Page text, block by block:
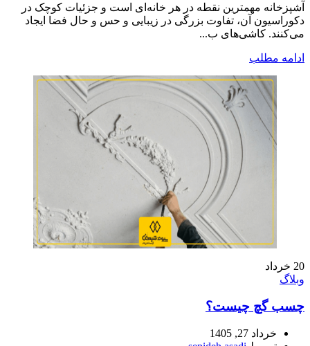
آشپزخانه مهمترین نقطه در هر خانه‌ای است و جزئیات کوچک در
دکوراسیون آن، تفاوت بزرگی در زیبایی و حس و حال فضا ایجاد
می‌کنند. کاشی‌های ب...
ادامه مطلب
20 خرداد
وبلاگ
چسب گچ چیست؟
خرداد 27, 1405